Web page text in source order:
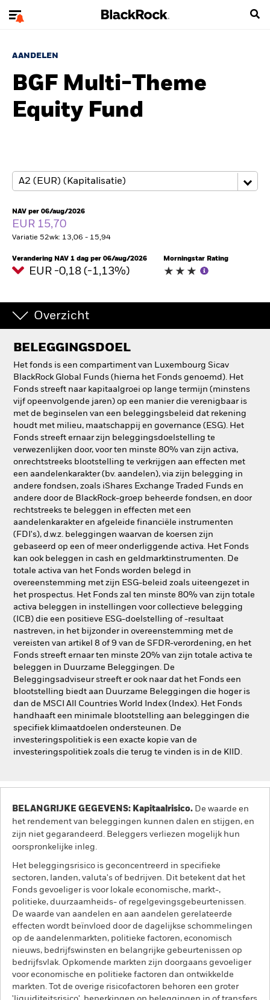
AANDELEN
BGF Multi-Theme
Equity Fund
NAV per 06/aug/2026
EUR 15,70
Variatie 52wk: 13,06 - 15,94
Verandering NAV 1 dag per 06/aug/2026
EUR -0,18 (-1,13%)
Morningstar Rating
Overzicht
BELEGGINGSDOEL
Het fonds is een compartiment van Luxembourg Sicav
BlackRock Global Funds (hierna het Fonds genoemd). Het
Fonds streeft naar kapitaalgroei op lange termijn (minstens
vijf opeenvolgende jaren) op een manier die verenigbaar is
met de beginselen van een beleggingsbeleid dat rekening
houdt met milieu, maatschappij en governance (ESG). Het
Fonds streeft ernaar zijn beleggingsdoelstelling te
verwezenlijken door, voor ten minste 80% van zijn activa,
onrechtstreeks blootstelling te verkrijgen aan effecten met
een aandelenkarakter (bv. aandelen), via zijn belegging in
andere fondsen, zoals iShares Exchange Traded Funds en
andere door de BlackRock-groep beheerde fondsen, en door
rechtstreeks te beleggen in effecten met een
aandelenkarakter en afgeleide financiële instrumenten
(FDI's), d.w.z. beleggingen waarvan de koersen zijn
gebaseerd op een of meer onderliggende activa. Het Fonds
kan ook beleggen in cash en geldmarktinstrumenten. De
totale activa van het Fonds worden belegd in
overeenstemming met zijn ESG-beleid zoals uiteengezet in
het prospectus. Het Fonds zal ten minste 80% van zijn totale
activa beleggen in instellingen voor collectieve belegging
(ICB) die een positieve ESG-doelstelling of -resultaat
nastreven, in het bijzonder in overeenstemming met de
vereisten van artikel 8 of 9 van de SFDR-verordening, en het
Fonds streeft ernaar ten minste 20% van zijn totale activa te
beleggen in Duurzame Beleggingen. De
Beleggingsadviseur streeft er ook naar dat het Fonds een
blootstelling biedt aan Duurzame Beleggingen die hoger is
dan de MSCI All Countries World Index (Index). Het Fonds
handhaaft een minimale blootstelling aan beleggingen die
specifiek klimaatdoelen ondersteunen. De
investeringspolitiek is een exacte kopie van de
investeringspolitiek zoals die terug te vinden is in de KIID.
BELANGRIJKE GEGEVENS: Kapitaalrisico. De waarde en
het rendement van beleggingen kunnen dalen en stijgen, en
zijn niet gegarandeerd. Beleggers verliezen mogelijk hun
oorspronkelijke inleg.
Het beleggingsrisico is geconcentreerd in specifieke
sectoren, landen, valuta's of bedrijven. Dit betekent dat het
Fonds gevoeliger is voor lokale economische, markt-,
politieke, duurzaamheids- of regelgevingsgebeurtenissen.
De waarde van aandelen en aan aandelen gerelateerde
effecten wordt beïnvloed door de dagelijkse schommelingen
op de aandelenmarkten, politieke factoren, economisch
nieuws, bedrijfswinsten en belangrijke gebeurtenissen op
bedrijfsvlak. Opkomende markten zijn doorgaans gevoeliger
voor economische en politieke factoren dan ontwikkelde
markten. Tot de overige risicofactoren behoren een groter